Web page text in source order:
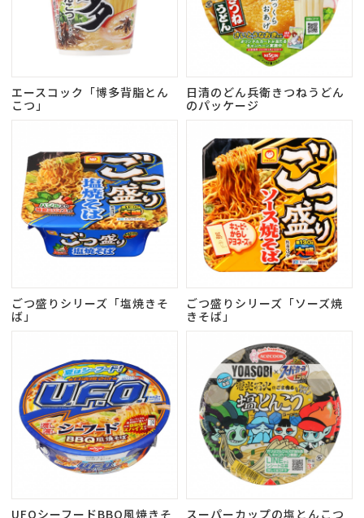
エースコック「博多背脂とん
こつ」
日清のどん兵衛きつねうどん
のパッケージ
ごつ盛りシリーズ「塩焼きそ
ば」
ごつ盛りシリーズ「ソーズ焼
きそば」
UFOシーフードBBQ風焼きそ
スーパーカップの塩とんこつ